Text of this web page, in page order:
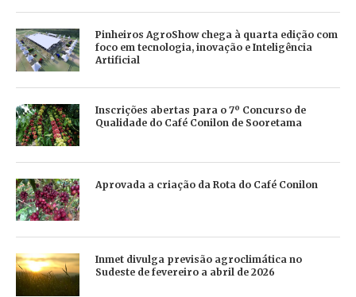
Pinheiros AgroShow chega à quarta edição com
foco em tecnologia, inovação e Inteligência
Artificial
Inscrições abertas para o 7º Concurso de
Qualidade do Café Conilon de Sooretama
Aprovada a criação da Rota do Café Conilon
Inmet divulga previsão agroclimática no
Sudeste de fevereiro a abril de 2026